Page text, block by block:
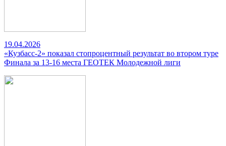
19.04.2026
«Кузбасс-2» показал стопроцентный результат во втором туре
Финала за 13-16 места ГЕОТЕК Молодежной лиги